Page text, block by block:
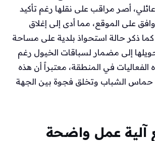
أصر مراقب على نقلها رغم تأكيد
على الموقع، مما أدى إلى إغلاق
كما ذكر حالة استحواذ بلدية على مساحة
إلى مضمار لسباقات الخيول رغم
في المنطقة، معتبراً أن هذه
الشباب وتخلق فجوة بين الجهة
آلية عمل واضحة